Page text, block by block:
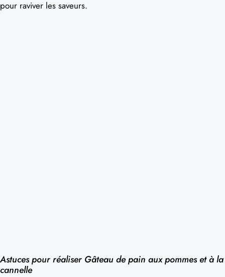
pour raviver les saveurs.
Astuces pour réaliser Gâteau de pain aux pommes et à la
cannelle